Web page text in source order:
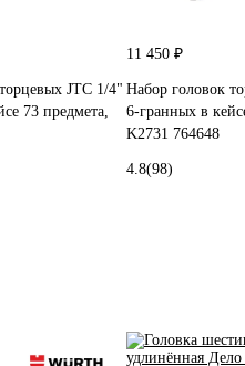
JTC 1/4"
73 предмета,
11 450 ₽
Набор головок
6-гранных в
K2731 764648
4.8(98)